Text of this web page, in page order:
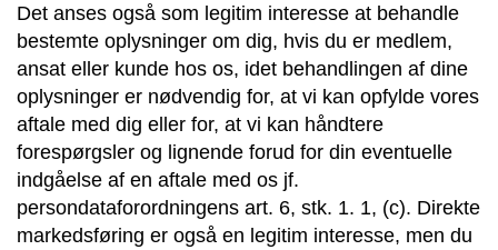
Det anses også som legitim interesse at behandle
bestemte oplysninger om dig, hvis du er medlem,
ansat eller kunde hos os, idet behandlingen af dine
oplysninger er nødvendig for, at vi kan opfylde vores
aftale med dig eller for, at vi kan håndtere
forespørgsler og lignende forud for din eventuelle
indgåelse af en aftale med os jf.
persondataforordningens art. 6, stk. 1. 1, (c). Direkte
markedsføring er også en legitim interesse, men du